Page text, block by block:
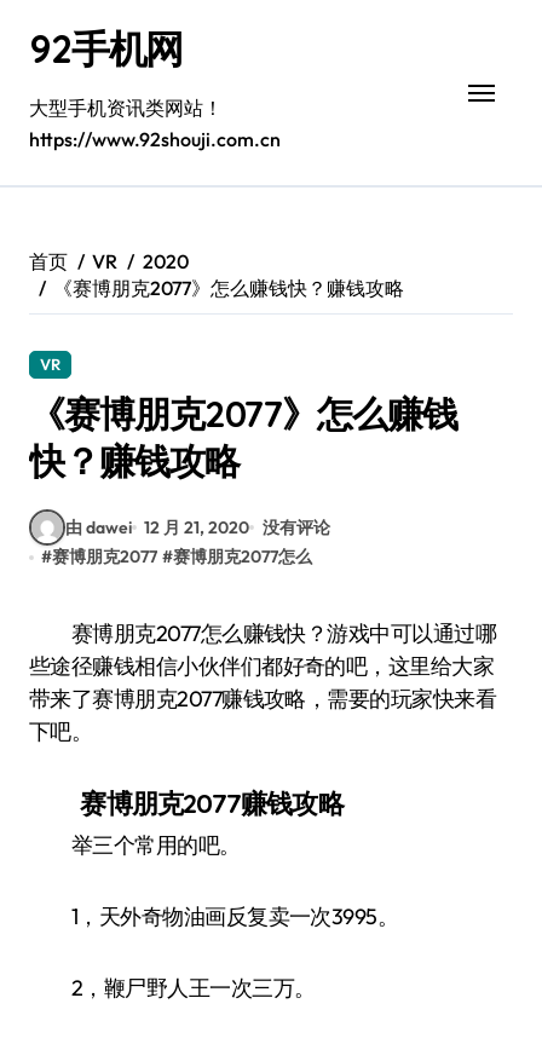
92手机网
大型手机资讯类网站！
https://www.92shouji.com.cn
首页 VR
2020
《赛博朋克2077》怎么赚钱快？赚钱攻略
VR
《赛博朋克2077》怎么赚钱
快？赚钱攻略
由 dawei 12 月 21, 2020 没有评论
#赛博朋克2077 #赛博朋克2077怎么
赛博朋克2077怎么赚钱快？游戏中可以通过哪
些途径赚钱相信小伙伴们都好奇的吧，这里给大家
带来了赛博朋克2077赚钱攻略，需要的玩家快来看
下吧。
赛博朋克2077赚钱攻略
举三个常用的吧。
1，天外奇物油画反复卖一次3995。
2，鞭尸野人王一次三万。